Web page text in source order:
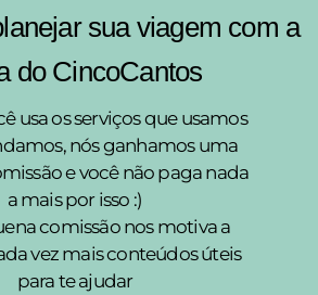
sua viagem com a
do CincoCantos
usa os serviços que usamos
nós ganhamos uma
e você não paga nada
a mais por isso :)
comissão nos motiva a
vez mais conteúdos úteis
para te ajudar